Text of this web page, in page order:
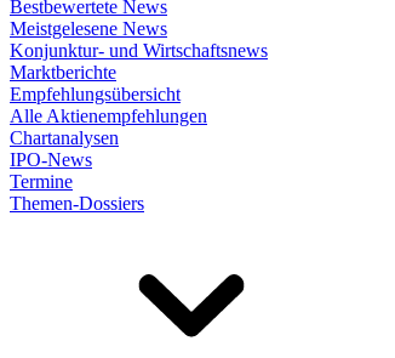
Bestbewertete News
Meistgelesene News
Konjunktur- und Wirtschaftsnews
Marktberichte
Empfehlungsübersicht
Alle Aktienempfehlungen
Chartanalysen
IPO-News
Termine
Themen-Dossiers